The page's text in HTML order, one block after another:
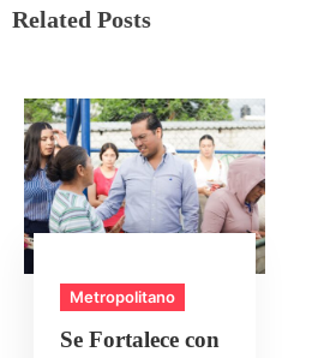
Related Posts
Metropolitano
Se Fortalece con